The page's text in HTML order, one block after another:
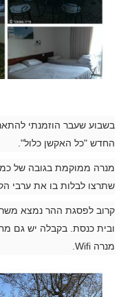
בשבוע שעבר הוזמנתי
החדש "כל האקשן כלול".
שתרצו לבלות בו את ערבי
קרוב לפסגת ההר נמצא
ובית כנסת. בקבלה יש גם
מנרה Wifi
.